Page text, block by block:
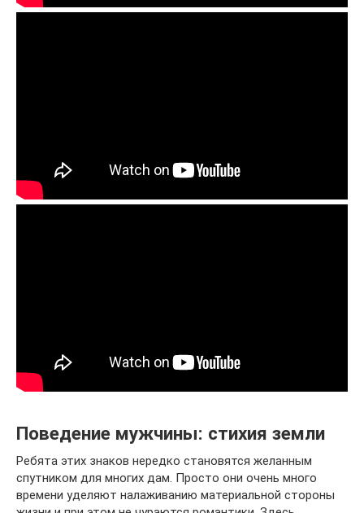
Поведение мужчины: стихия земли
Ребята этих знаков нередко становятся желанным
спутником для многих дам. Просто они очень много
времени уделяют налаживанию материальной стороны